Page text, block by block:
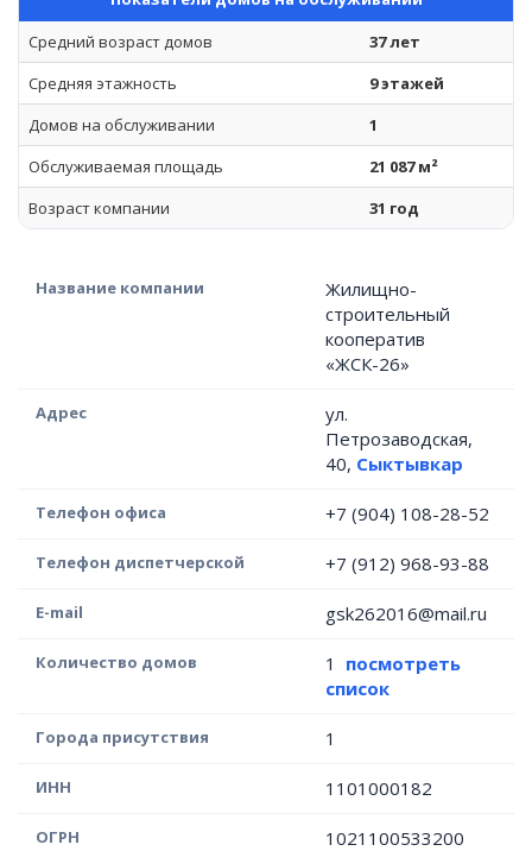
Средний возраст домов
37 лет
Средняя этажность
9 этажей
Домов на обслуживании
1
Обслуживаемая площадь
21 087 м²
Возраст компании
31 год
Название компании
Жилищно-
строительный
кооператив
«ЖСК-26»
Адрес
ул.
Петрозаводская,
40, Сыктывкар
Телефон офиса +7 (904) 108-28-52
Телефон диспетчерской +7 (912) 968-93-88
E-mail gsk262016@mail.ru
Количество домов 1 посмотреть
список
Города присутствия 1
ИНН 1101000182
ОГРН 1021100533200